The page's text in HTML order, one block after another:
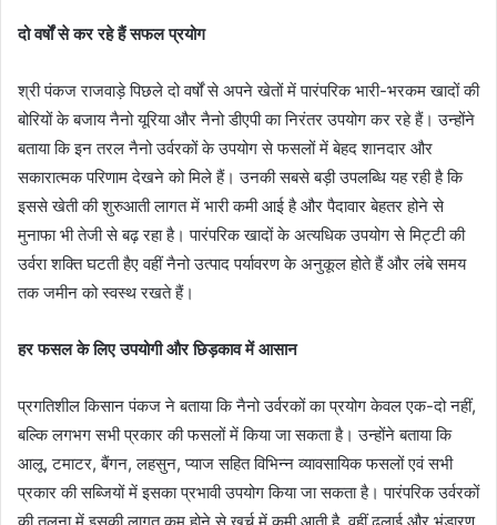
दो वर्षों से कर रहे हैं सफल प्रयोग
श्री पंकज राजवाड़े पिछले दो वर्षों से अपने खेतों में पारंपरिक भारी-भरकम खादों की
बोरियों के बजाय नैनो यूरिया और नैनो डीएपी का निरंतर उपयोग कर रहे हैं। उन्होंने
बताया कि इन तरल नैनो उर्वरकों के उपयोग से फसलों में बेहद शानदार और
सकारात्मक परिणाम देखने को मिले हैं। उनकी सबसे बड़ी उपलब्धि यह रही है कि
इससे खेती की शुरुआती लागत में भारी कमी आई है और पैदावार बेहतर होने से
मुनाफा भी तेजी से बढ़ रहा है। पारंपरिक खादों के अत्यधिक उपयोग से मिट्टी की
उर्वरा शक्ति घटती हैए वहीं नैनो उत्पाद पर्यावरण के अनुकूल होते हैं और लंबे समय
तक जमीन को स्वस्थ रखते हैं।
हर फसल के लिए उपयोगी और छिड़काव में आसान
प्रगतिशील किसान पंकज ने बताया कि नैनो उर्वरकों का प्रयोग केवल एक-दो नहीं,
बल्कि लगभग सभी प्रकार की फसलों में किया जा सकता है। उन्होंने बताया कि
आलू, टमाटर, बैंगन, लहसुन, प्याज सहित विभिन्न व्यावसायिक फसलों एवं सभी
प्रकार की सब्जियों में इसका प्रभावी उपयोग किया जा सकता है। पारंपरिक उर्वरकों